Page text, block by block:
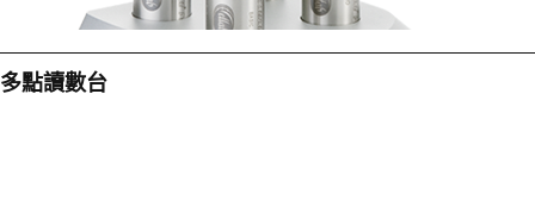
多點讀數台